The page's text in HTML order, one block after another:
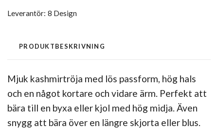
Leverantör: 8 Design
PRODUKTBESKRIVNING
Mjuk kashmirtröja med lös passform, hög hals
och en något kortare och vidare ärm. Perfekt att
bära till en byxa eller kjol med hög midja. Även
snygg att bära över en längre skjorta eller blus.